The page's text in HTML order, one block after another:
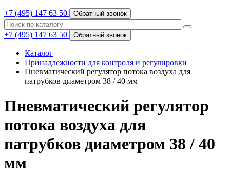
+7 (495) 147 63 50 Обратный звонок
+7 (495) 147 63 50 Обратный звонок
Каталог
Принадлежности для контроля и регулировки
Пневматический регулятор потока воздуха для
патрубков диаметром 38 / 40 мм
Пневматический регулятор
потока воздуха для
патрубков диаметром 38 / 40
мм